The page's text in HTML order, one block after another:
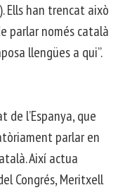
Ells han trencat això
parlar només català
llengües a qui”.
de l’Espanya, que
parlar en
Així actua
Congrés, Meritxell